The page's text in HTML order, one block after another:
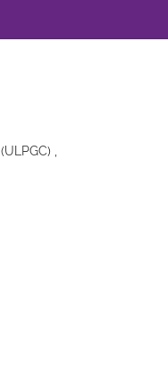
(ULPGC) ,